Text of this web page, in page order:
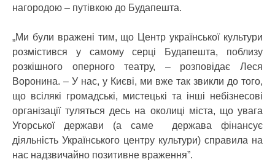
нагородою – путівкою до Будапешта.
„Ми були вражені тим, що Центр української культури
розмістився у самому серці Будапешта, поблизу
розкішного оперного театру, – розповідає Леся
Воронина. – У нас, у Києві, ми вже так звикли до того,
що всілякі громадські, мистецькі та інші небізнесові
організації туляться десь на околиці міста, що увага
Угорської держави (а саме держава фінансує
діяльність Українського центру культури) справила на
нас надзвичайно позитивне враження”.